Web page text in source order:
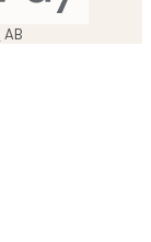
AB